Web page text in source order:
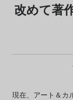
改めて著
現在、アート＆カ